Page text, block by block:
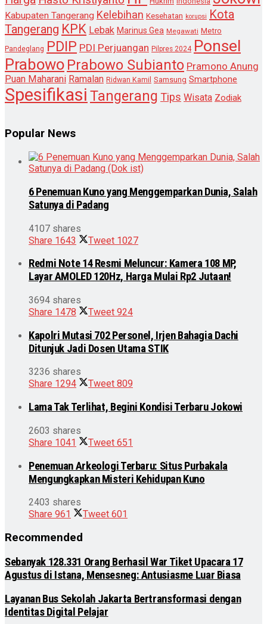
Kabupaten Tangerang Kelebihan Kesehatan korupsi Kota
Tangerang KPK Lebak Marinus Gea Megawati Metro
Pandeglang PDIP PDI Perjuangan Pilpres 2024 Ponsel
Prabowo Prabowo Subianto Pramono Anung
Puan Maharani Ramalan Ridwan Kamil Samsung Smartphone
Spesifikasi Tangerang Tips Wisata Zodiak
Popular News
6 Penemuan Kuno yang Menggemparkan Dunia, Salah
Satunya di Padang
4107 shares
Share 1643 Tweet 1027
Redmi Note 14 Resmi Meluncur: Kamera 108 MP,
Layar AMOLED 120Hz, Harga Mulai Rp2 Jutaan!
3694 shares
Share 1478 Tweet 924
Kapolri Mutasi 702 Personel, Irjen Bahagia Dachi
Ditunjuk Jadi Dosen Utama STIK
3236 shares
Share 1294 Tweet 809
Lama Tak Terlihat, Begini Kondisi Terbaru Jokowi
2603 shares
Share 1041 Tweet 651
Penemuan Arkeologi Terbaru: Situs Purbakala
Mengungkapkan Misteri Kehidupan Kuno
2403 shares
Share 961 Tweet 601
Recommended
Sebanyak 128.331 Orang Berhasil War Tiket Upacara 17
Agustus di Istana, Mensesneg: Antusiasme Luar Biasa
Layanan Bus Sekolah Jakarta Bertransformasi dengan
Identitas Digital Pelajar